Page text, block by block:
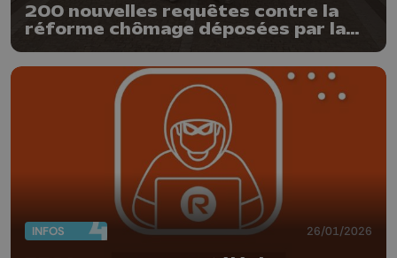
200 nouvelles requêtes contre la
réforme chômage déposées par la
INFOS 26/01/2026